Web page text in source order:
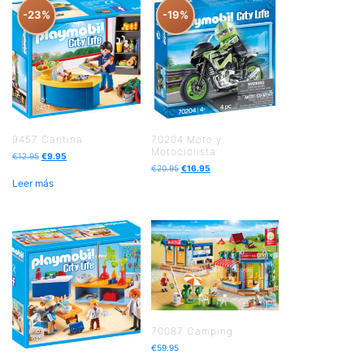
-23%
9457 Cantina
€12.95 €9.95
Leer más
-19%
70204 Moto y
Motociclista
€20.95 €16.95
70087 Camping
€59.95